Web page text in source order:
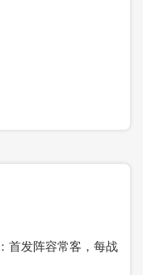
首发阵容常客，每战